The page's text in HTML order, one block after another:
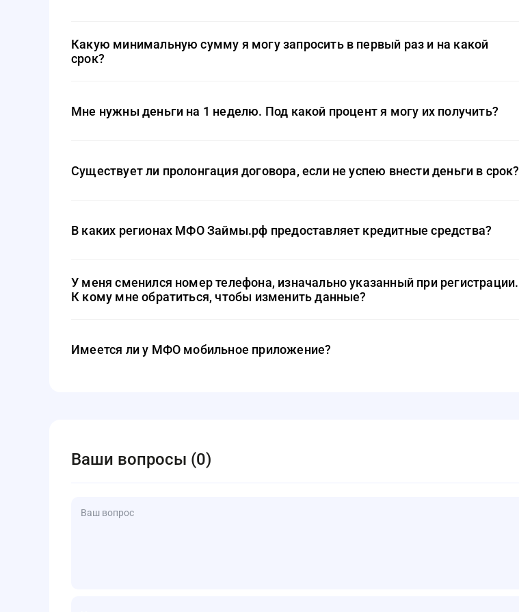
Какую минимальную сумму я могу запросить в первый раз и на какой
срок?
Мне нужны деньги на 1 неделю. Под какой процент я могу их получить?
Существует ли пролонгация договора, если не успею внести деньги в срок?
при этом не предусмотрено.
В каких регионах МФО Займы.рф предоставляет кредитные средства?
У меня сменился номер телефона, изначально указанный при регистрации.
К кому мне обратиться, чтобы изменить данные?
Имеется ли у МФО мобильное приложение?
Ваши вопросы (0)